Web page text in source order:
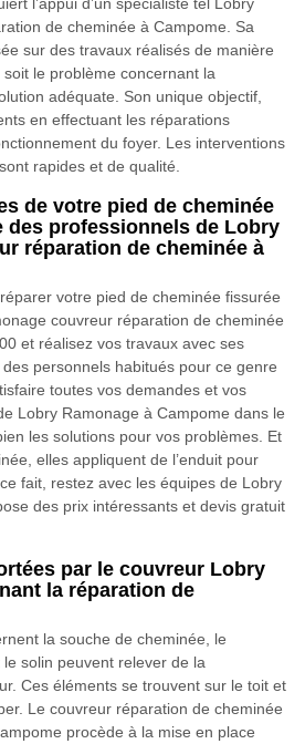
l’appui d’un spécialiste tel Lobry
de cheminée à Campome. Sa
sur des travaux réalisés de manière
le problème concernant la
adéquate. Son unique objectif,
en effectuant les réparations
du foyer. Les interventions
rapides et de qualité.
de votre pied de cheminée
des professionnels de Lobry
réparation de cheminée à
votre pied de cheminée fissurée
couvreur réparation de cheminée
et réalisez vos travaux avec ses
personnels habitués pour ce genre
toutes vos demandes et vos
Lobry Ramonage à Campome dans le
les solutions pour vos problèmes. Et
elles appliquent de l’enduit pour
fait, restez avec les équipes de Lobry
des prix intéressants et devis gratuit
par le couvreur Lobry
la réparation de
la souche de cheminée, le
solin peuvent relever de la
Ces éléments se trouvent sur le toit et
Le couvreur réparation de cheminée
procède à la mise en place